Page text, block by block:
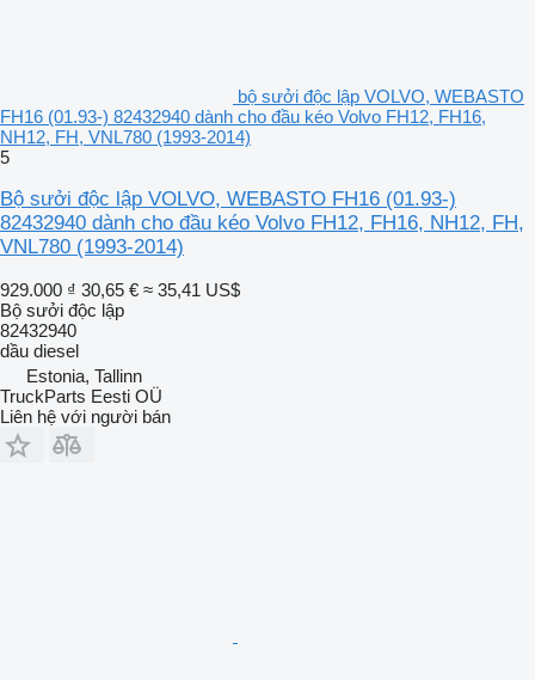
bộ sưởi độc lập VOLVO, WEBASTO
FH16 (01.93-) 82432940 dành cho đầu kéo Volvo FH12, FH16,
NH12, FH, VNL780 (1993-2014)
5
Bộ sưởi độc lập VOLVO, WEBASTO FH16 (01.93-)
82432940 dành cho đầu kéo Volvo FH12, FH16, NH12, FH,
VNL780 (1993-2014)
929.000 ₫ 30,65 € ≈ 35,41 US$
Bộ sưởi độc lập
82432940
dầu diesel
Estonia, Tallinn
TruckParts Eesti OÜ
Liên hệ với người bán